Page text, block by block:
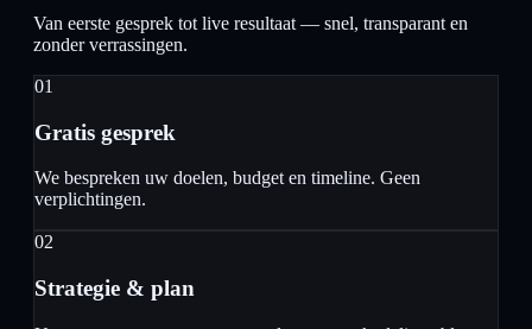
Van eerste gesprek tot live resultaat — snel, transparant en
zonder verrassingen.
01
Gratis gesprek
We bespreken uw doelen, budget en timeline. Geen
verplichtingen.
02
Strategie & plan